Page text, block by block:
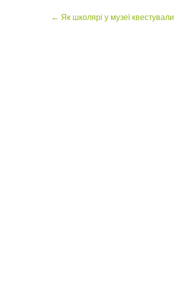
Post
← Як школярі у музеї квестували